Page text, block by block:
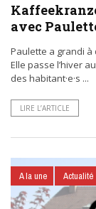
avec
Paulette a grandi à
Elle passe l’hiver
des habitant·e·s ...
LIRE L’ARTICLE
A la une Actualité